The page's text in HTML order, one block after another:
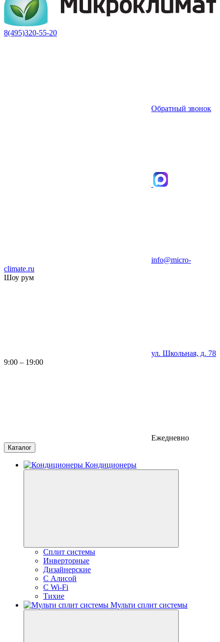
8(495)320-55-20
Обратный звонок
info@micro-
climate.ru
Шоу рум
ул. Школьная, д. 78
9:00 – 19:00
Ежедневно
Каталог
Кондиционеры
Сплит системы
Инверторные
Дизайнерские
С Алисой
C Wi-Fi
Тихие
Мульти сплит системы